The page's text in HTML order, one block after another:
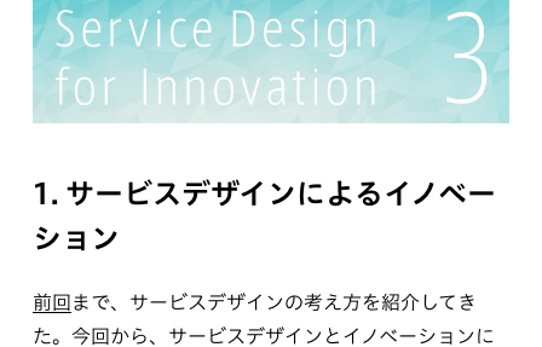
1. サービスデザインによるイノベー
ション
前回 まで、サービスデザインの考え方を紹介してき
た。今回から、サービスデザインとイノベーションに